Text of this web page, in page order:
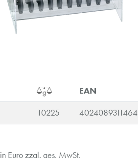
EAN
10225 4024089311464
Euro zzgl. ges. MwSt.